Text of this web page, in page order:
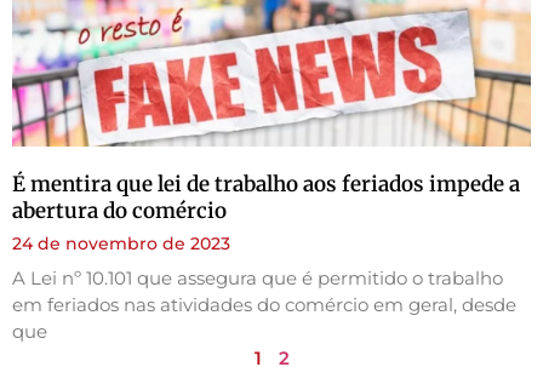
É mentira que lei de trabalho aos feriados impede a
abertura do comércio
24 de novembro de 2023
A Lei nº 10.101 que assegura que é permitido o trabalho
em feriados nas atividades do comércio em geral, desde
que
1
2